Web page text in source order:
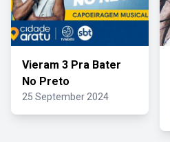
Vieram 3 Pra Bater
No Preto
25 September 2024